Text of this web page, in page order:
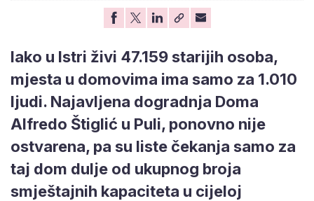
Iako u Istri živi 47.159 starijih osoba,
mjesta u domovima ima samo za 1.010
ljudi. Najavljena dogradnja Doma
Alfredo Štiglić u Puli, ponovno nije
ostvarena, pa su liste čekanja samo za
taj dom dulje od ukupnog broja
smještajnih kapaciteta u cijeloj